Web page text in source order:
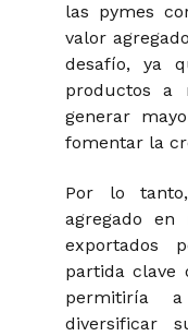
las pymes
valor
desafío, ya
productos a
generar
fomentar la
Por lo
agregado
exportados
partida clave
permitiría
diversificar